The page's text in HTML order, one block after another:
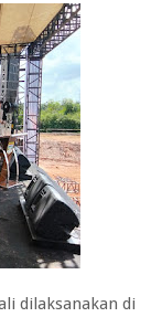
dilaksanakan di